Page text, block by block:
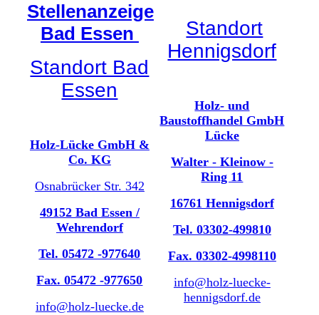
Stellenanzeige
Bad Essen
Standort Bad
Essen
Holz-Lücke GmbH &
Co. KG
Osnabrücker Str. 342
49152 Bad Essen /
Wehrendorf
Tel. 05472 -977640
Fax. 05472 -977650
info@holz-luecke.de
Standort
Hennigsdorf
Holz- und
Baustoffhandel GmbH
Lücke
Walter - Kleinow -
Ring 11
16761 Hennigsdorf
Tel. 03302-499810
Fax. 03302-4998110
info@holz-luecke-
hennigsdorf.de